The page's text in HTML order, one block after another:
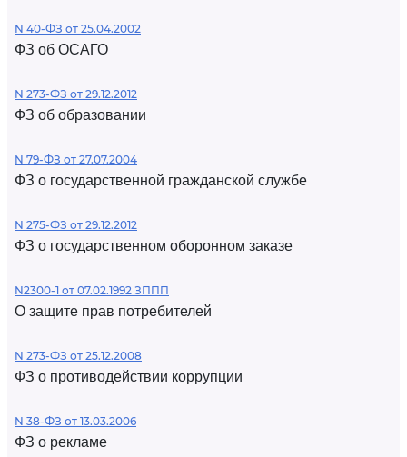
N 40-ФЗ от 25.04.2002
ФЗ об ОСАГО
N 273-ФЗ от 29.12.2012
ФЗ об образовании
N 79-ФЗ от 27.07.2004
ФЗ о государственной гражданской службе
N 275-ФЗ от 29.12.2012
ФЗ о государственном оборонном заказе
N2300-1 от 07.02.1992 ЗППП
О защите прав потребителей
N 273-ФЗ от 25.12.2008
ФЗ о противодействии коррупции
N 38-ФЗ от 13.03.2006
ФЗ о рекламе